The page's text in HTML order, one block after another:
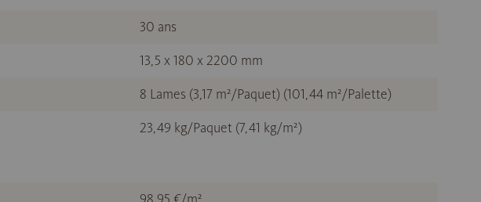
30 ans
13,5 x 180 x 2200 mm
8 Lames (3,17 m²/Paquet) (101,44 m²/Palette)
23,49 kg/Paquet (7,41 kg/m²)